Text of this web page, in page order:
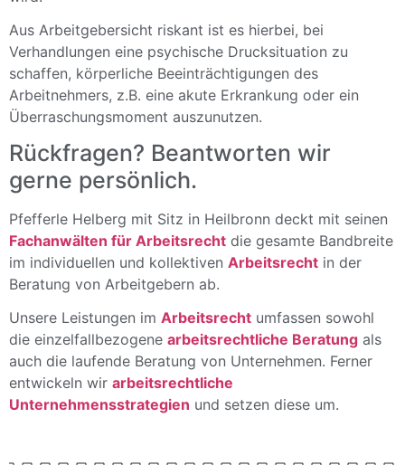
Aus Arbeitgebersicht riskant ist es hierbei, bei
Verhandlungen eine psychische Drucksituation zu
schaffen, körperliche Beeinträchtigungen des
Arbeitnehmers, z.B. eine akute Erkrankung oder ein
Überraschungsmoment auszunutzen.
Rückfragen? Beantworten wir
gerne persönlich.
Pfefferle Helberg mit Sitz in Heilbronn deckt mit seinen
Fachanwälten für Arbeitsrecht die gesamte Bandbreite
im individuellen und kollektiven Arbeitsrecht in der
Beratung von Arbeitgebern ab.
Unsere Leistungen im Arbeitsrecht umfassen sowohl
die einzelfallbezogene arbeitsrechtliche Beratung als
auch die laufende Beratung von Unternehmen. Ferner
entwickeln wir arbeitsrechtliche
Unternehmensstrategien und setzen diese um.